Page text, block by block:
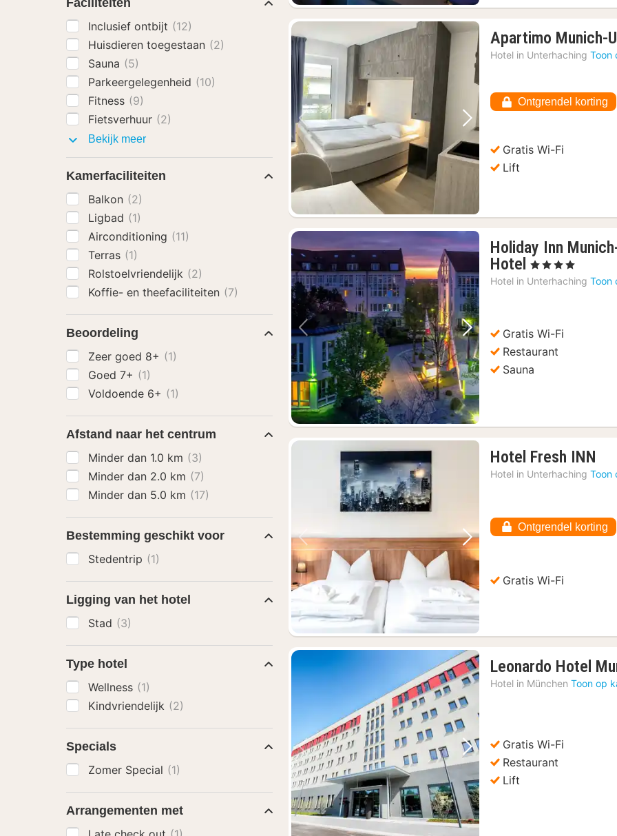
Vorige foto Volgende foto
Apartimo Munich-
Hotel in Unterhaching Toon
Ontgrendel korting
Gratis Wi-Fi
Lift
Vorige foto Volgende foto
Holiday Inn
Hotel 1
nacht
€
, 4 Sterren
Hotel in Unterhaching Toon
Gratis Wi-Fi
Restaurant
Sauna
Vorige foto Volgende foto
Hotel Fresh INN
€
Hotel in Unterhaching Toon
Ontgrendel korting
Gratis Wi-Fi
Vorige foto Volgende foto
Leonardo Hotel
Hotel in München Toon op
Gratis Wi-Fi
Restaurant
Lift
Faciliteiten
Inclusief ontbijt (12)
Huisdieren toegestaan (2)
Sauna (5)
Parkeergelegenheid (10)
Fitness (9)
Fietsverhuur (2)
Bekijk meerFaciliteiten
Kamerfaciliteiten
Balkon (2)
Ligbad (1)
Airconditioning (11)
Terras (1)
Rolstoelvriendelijk (2)
Koffie- en theefaciliteiten (7)
Beoordeling
Zeer goed 8+ (1)
Goed 7+ (1)
Voldoende 6+ (1)
Afstand naar het centrum
Minder dan 1.0 km (3)
Minder dan 2.0 km (7)
Minder dan 5.0 km (17)
Bestemming geschikt voor
Stedentrip (1)
Ligging van het hotel
Stad (3)
Type hotel
Wellness (1)
Kindvriendelijk (2)
Specials
Zomer Special (1)
Arrangementen met